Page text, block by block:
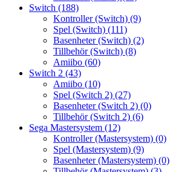
Switch (188)
Kontroller (Switch) (9)
Spel (Switch) (111)
Basenheter (Switch) (2)
Tillbehör (Switch) (8)
Amiibo (60)
Switch 2 (43)
Amiibo (10)
Spel (Switch 2) (27)
Basenheter (Switch 2) (0)
Tillbehör (Switch 2) (6)
Sega Mastersystem (12)
Kontroller (Mastersystem) (0)
Spel (Mastersystem) (9)
Basenheter (Mastersystem) (0)